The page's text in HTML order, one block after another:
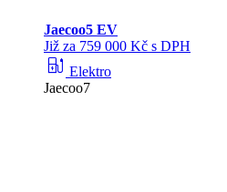
Jaecoo5 EV
Již za 759 000 Kč s DPH
ev_station Elektro
Jaecoo7